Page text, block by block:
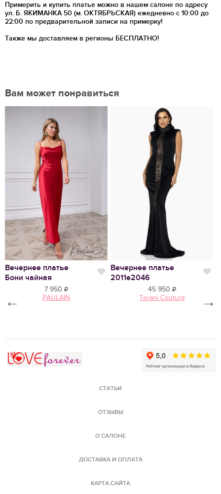
Примерить и купить платье можно в нашем салоне по адресу
ул. Б. ЯКИМАНКА 50 (м. ОКТЯБРЬСКАЯ) ежедневно с 10:00 до
22:00 по предварительной записи на примерку!
Также мы доставляем в регионы БЕСПЛАТНО!
Вам может понравиться
Вечернее платье
Бони чайная
Нравится
7 950
PAULAIN
Вечернее платье
2011e2046
45 950
Terani Couture
← →
СТАТЬИ
ОТЗЫВЫ
О САЛОНЕ
ДОСТАВКА И ОПЛАТА
КАРТА САЙТА